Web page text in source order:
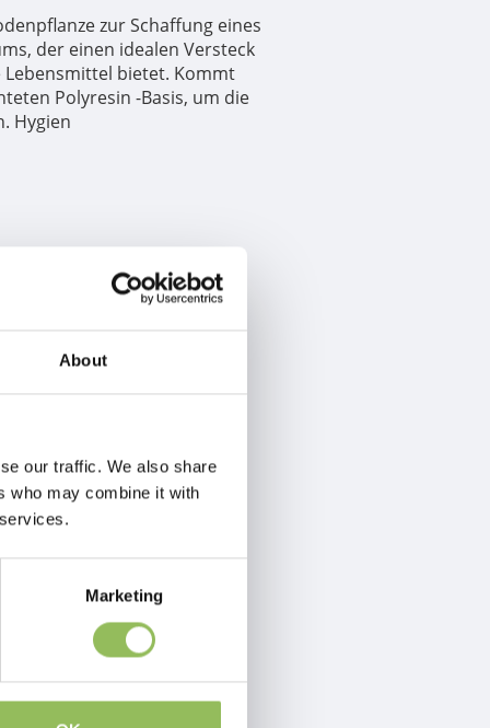
About
our traffic. We also share
who may combine it with
Marketing
zur Schaffung eines
der einen idealen Versteck
bietet. Kommt
Polyresin -Basis, um die
Hygien